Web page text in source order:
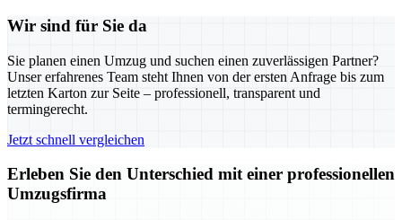
Wir sind für Sie da
Sie planen einen Umzug und suchen einen zuverlässigen Partner?
Unser erfahrenes Team steht Ihnen von der ersten Anfrage bis zum
letzten Karton zur Seite – professionell, transparent und
termingerecht.
Jetzt schnell vergleichen
Erleben Sie den Unterschied mit einer professionellen
Umzugsfirma